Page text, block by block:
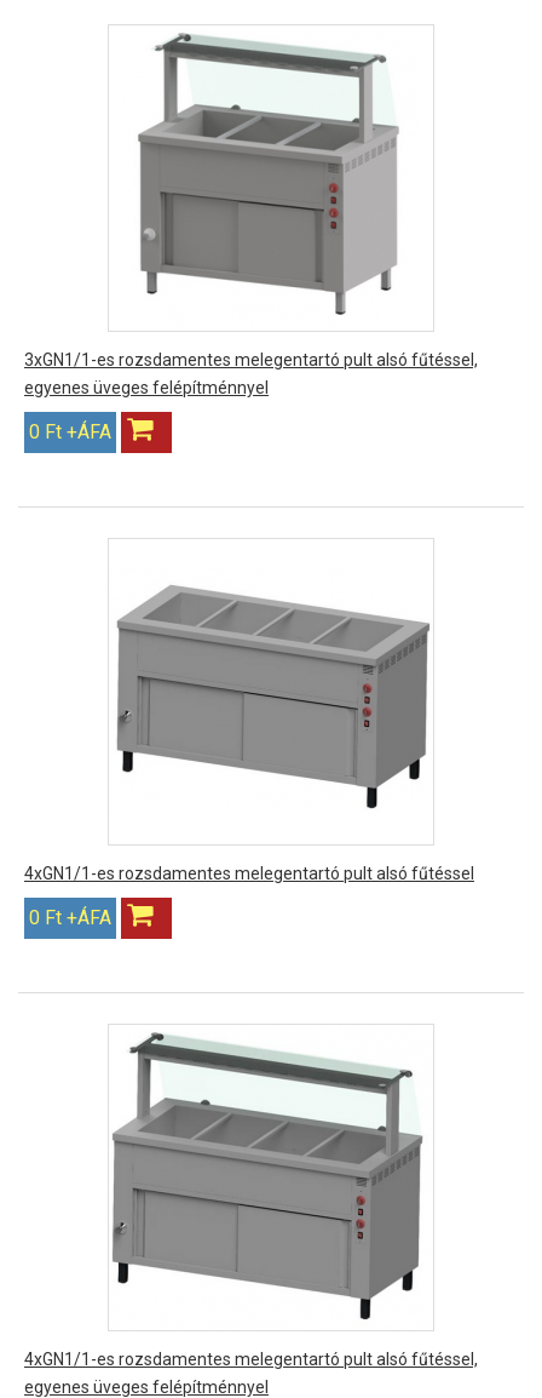
3xGN1/1-es rozsdamentes melegentartó pult alsó fűtéssel,
egyenes üveges felépítménnyel
0 Ft +ÁFA
4xGN1/1-es rozsdamentes melegentartó pult alsó fűtéssel
0 Ft +ÁFA
4xGN1/1-es rozsdamentes melegentartó pult alsó fűtéssel,
egyenes üveges felépítménnyel